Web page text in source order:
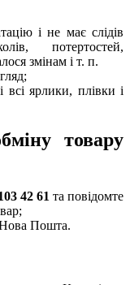
і не має слідів
потертостей,
змінам і т. п.
всі ярлики, плівки і
товару
42 61 та повідомте
Нова Пошта.